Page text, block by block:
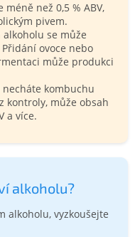
méně než 0,5 % ABV,
pivem.
alkoholu se může
Přidání ovoce nebo
může produkci
necháte kombuchu
kontroly, může obsah
a více.
alkoholu?
alkoholu, vyzkoušejte